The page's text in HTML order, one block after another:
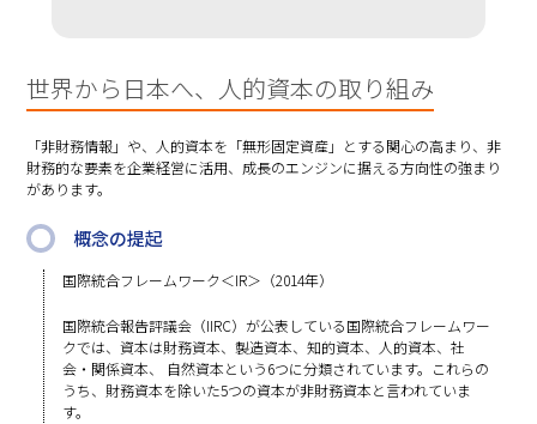
世界から日本へ、人的資本の取り組み
「非財務情報」や、人的資本を「無形固定資産」とする関心の高まり、非
財務的な要素を企業経営に活用、成長のエンジンに据える方向性の強まり
があります。
概念の提起
国際統合フレームワーク＜IR＞（2014年）
国際統合報告評議会（IIRC）が公表している国際統合フレームワー
クでは、資本は財務資本、製造資本、知的資本、人的資本、社
会・関係資本、 自然資本という6つに分類されています。これらの
うち、財務資本を除いた5つの資本が非財務資本と言われていま
す。